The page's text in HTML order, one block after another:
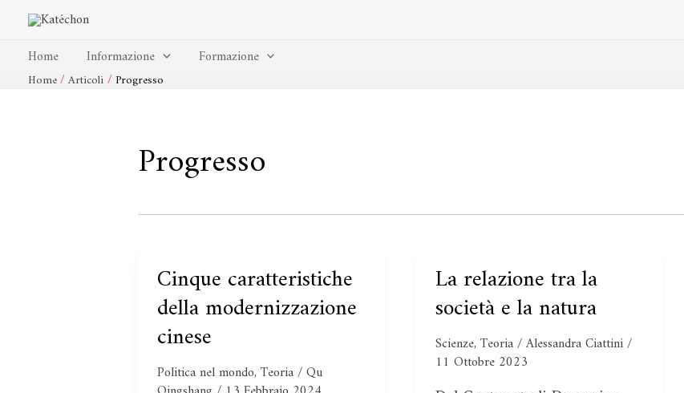
contenuto
Home
Informazione Formazione
Home Articoli Progresso
Progresso
Cinque caratteristiche
della modernizzazione
cinese
Politica nel mondo,Teoria/Qu
Cinque
caratteristiche
della
modernizzazione
cinese
La relazione tra la
società e la natura
Scienze,Teoria/Alessandra Ciattini/
11 Ottobre 2023
La
relazione
tra
la
società
e